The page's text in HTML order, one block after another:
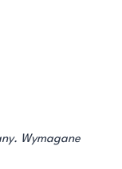
Wymagane